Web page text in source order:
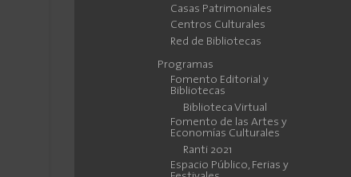
Casas Patrimoniales
Centros Culturales
Red de Bibliotecas
Programas
Fomento Editorial y
Bibliotecas
Biblioteca Virtual
Fomento de las Artes y
Economías Culturales
Ranti 2021
Espacio Público, Ferias y